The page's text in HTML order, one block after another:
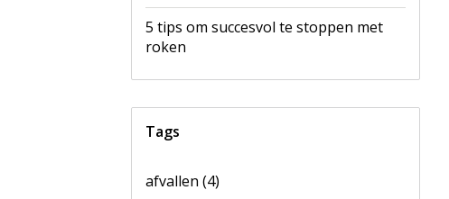
5 tips om succesvol te stoppen met
roken
Tags
afvallen (4)